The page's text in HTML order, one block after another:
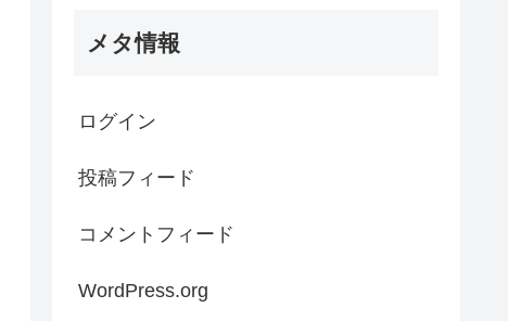
メタ情報
ログイン
投稿フィード
コメントフィード
WordPress.org